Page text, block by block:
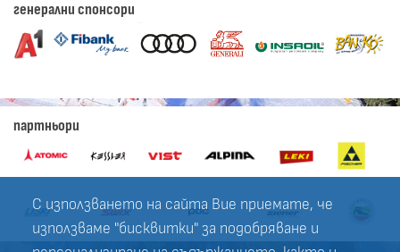
С използването на сайта Вие приемате, че
използваме "бисквитки" за подобряване и
генерални спонсори
партньори